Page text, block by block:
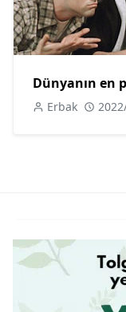
Dünyanın en
Erbak